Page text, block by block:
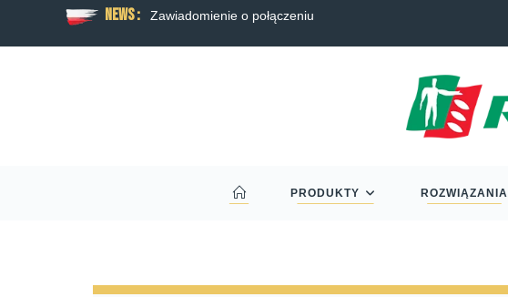
News : Eric Schmitt. Żegnamy naszego kolegę i wieloletniego szefa
PRODUKTY ROZWIĄZANIA